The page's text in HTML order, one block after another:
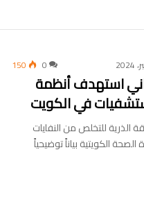
0
150
استهدف أنظمة
في الكويت
الذرية للتخلص من النفايات
الكويتية بياناً توضيحياً